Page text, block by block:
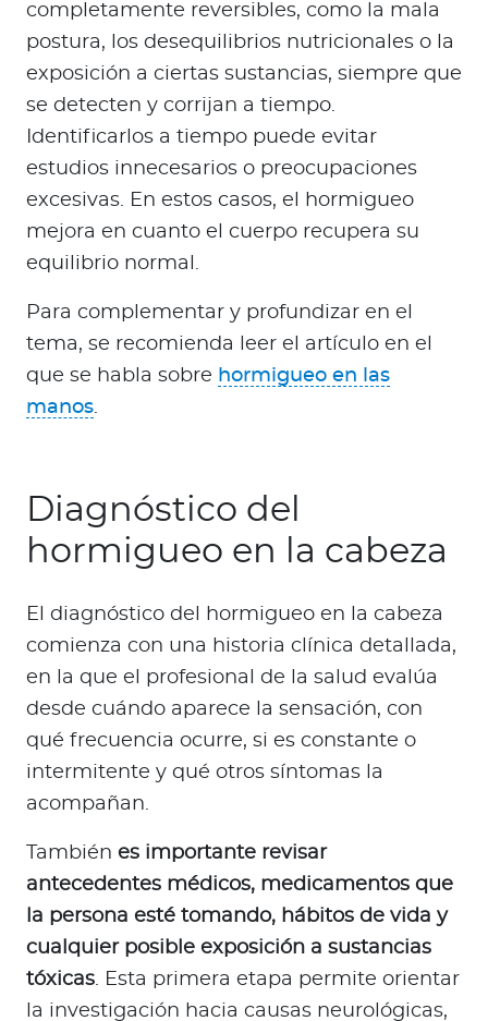
completamente reversibles, como la mala
postura, los desequilibrios nutricionales o la
exposición a ciertas sustancias, siempre que
se detecten y corrijan a tiempo.
Identificarlos a tiempo puede evitar
estudios innecesarios o preocupaciones
excesivas. En estos casos, el hormigueo
mejora en cuanto el cuerpo recupera su
equilibrio normal.
Para complementar y profundizar en el
tema, se recomienda leer el artículo en el
que se habla sobre hormigueo en las
manos.
Diagnóstico del
hormigueo en la cabeza
El diagnóstico del hormigueo en la cabeza
comienza con una historia clínica detallada,
en la que el profesional de la salud evalúa
desde cuándo aparece la sensación, con
qué frecuencia ocurre, si es constante o
intermitente y qué otros síntomas la
acompañan.
También es importante revisar
antecedentes médicos, medicamentos que
la persona esté tomando, hábitos de vida y
cualquier posible exposición a sustancias
tóxicas. Esta primera etapa permite orientar
la investigación hacia causas neurológicas,